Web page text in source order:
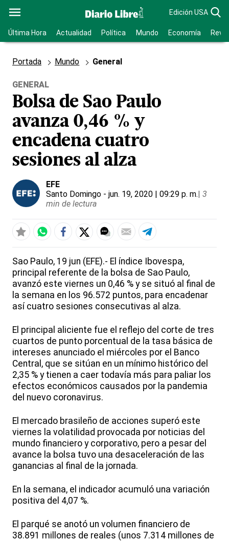
Edición USA
Última Hora Actualidad Política Mundo Economía
Portada Mundo General
GENERAL
Bolsa de Sao Paulo
avanza 0,46 % y
encadena cuatro
sesiones al alza
EFE
Santo Domingo - jun. 19, 2020 | 09:29 p. m.| 3
min de lectura
Sao Paulo, 19 jun (EFE).- El índice Ibovespa,
principal referente de la bolsa de Sao Paulo,
avanzó este viernes un 0,46 % y se situó al final de
la semana en los 96.572 puntos, para encadenar
así cuatro sesiones consecutivas al alza.
El principal aliciente fue el reflejo del corte de tres
cuartos de punto porcentual de la tasa básica de
intereses anunciado el miércoles por el Banco
Central, que se sitúan en un mínimo histórico del
2,35 % y tienen a caer todavía más para paliar los
efectos económicos causados por la pandemia
del nuevo coronavirus.
El mercado brasileño de acciones superó este
viernes la volatilidad provocada por noticias del
mundo financiero y corporativo, pero a pesar del
avance la bolsa tuvo una desaceleración de las
ganancias al final de la jornada.
En la semana, el indicador acumuló una variación
positiva del 4,07 %.
El parqué se anotó un volumen financiero de
38.891 millones de reales (unos 7.314 millones de